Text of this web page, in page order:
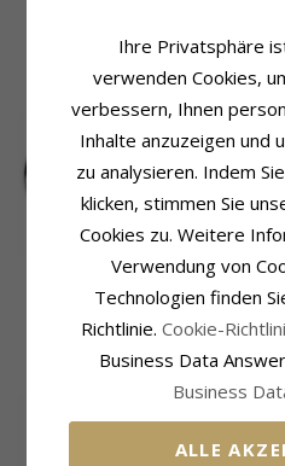
VERWANDTE
20 mm Scrouples
Kreole in Silber
CHANTI Preis 20,-
20 mm
Design
CHANTI
KUNDEN
Ihre Privatsphäre
verwenden Cookies,
verbessern, Ihnen
Inhalte anzuzeigen und
zu analysieren. Indem
klicken, stimmen Sie
Cookies zu. Weitere
Verwendung von
Technologien finden
Richtlinie. Cookie-
Business Data
Business
ALLE